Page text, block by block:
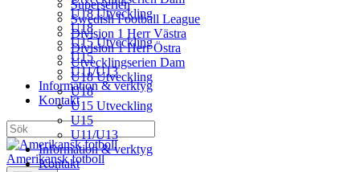
U18 Utveckling
U18
U15 Utveckling
U15
U11/U13
Information & verktyg
Kontakt
Sök
Amerikansk fotboll
Superserien
Swedish Football League
Division 1 Herr Västra
Division 1 Herr Östra
Utvecklingserien Dam
U18 Utveckling
U18
U15 Utveckling
U15
U11/U13
Information & verktyg
Kontakt